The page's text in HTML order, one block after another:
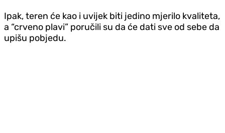
Ipak, teren će kao i uvijek biti jedino mjerilo kvaliteta,
a “crveno plavi” poručili su da će dati sve od sebe da
upišu pobjedu.